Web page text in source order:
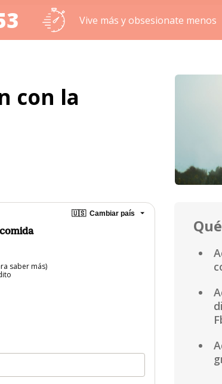
Vive más y obsesionate menos
con la
🇺🇸 Cambiar país
saber más)